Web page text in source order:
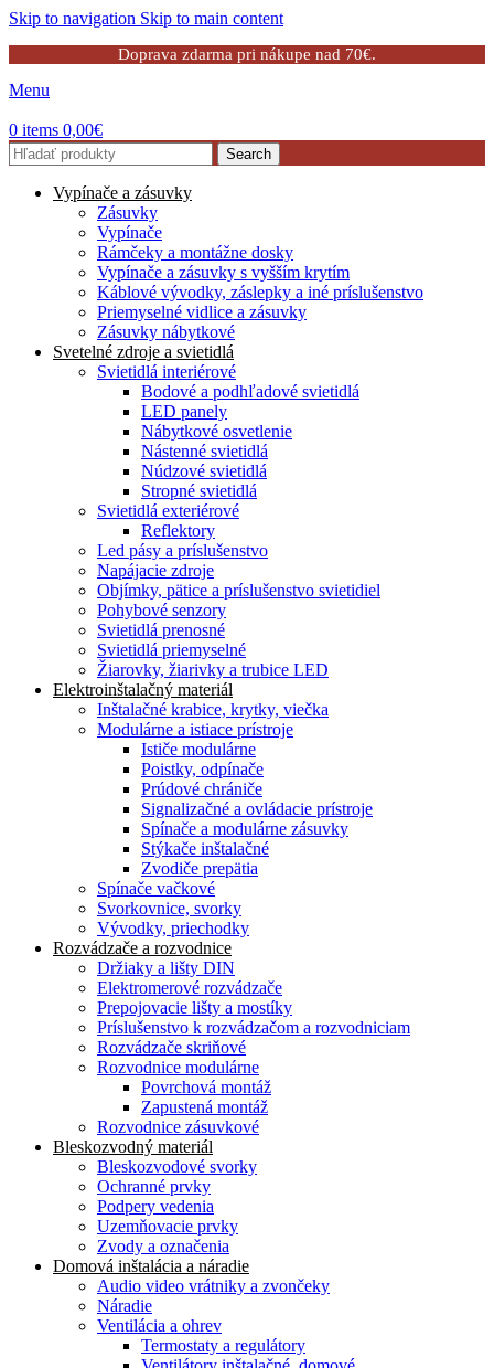
Skip to navigation Skip to main content
Doprava zdarma pri nákupe nad 70€.
Menu
0 items 0,00€
Search
Vypínače a zásuvky
Zásuvky
Vypínače
Rámčeky a montážne dosky
Vypínače a zásuvky s vyšším krytím
Káblové vývodky, záslepky a iné príslušenstvo
Priemyselné vidlice a zásuvky
Zásuvky nábytkové
Svetelné zdroje a svietidlá
Svietidlá interiérové
Bodové a podhľadové svietidlá
LED panely
Nábytkové osvetlenie
Nástenné svietidlá
Núdzové svietidlá
Stropné svietidlá
Svietidlá exteriérové
Reflektory
Led pásy a príslušenstvo
Napájacie zdroje
Objímky, pätice a príslušenstvo svietidiel
Pohybové senzory
Svietidlá prenosné
Svietidlá priemyselné
Žiarovky, žiarivky a trubice LED
Elektroinštalačný materiál
Inštalačné krabice, krytky, viečka
Modulárne a istiace prístroje
Ističe modulárne
Poistky, odpínače
Prúdové chrániče
Signalizačné a ovládacie prístroje
Spínače a modulárne zásuvky
Stýkače inštalačné
Zvodiče prepätia
Spínače vačkové
Svorkovnice, svorky
Vývodky, priechodky
Rozvádzače a rozvodnice
Držiaky a lišty DIN
Elektromerové rozvádzače
Prepojovacie lišty a mostíky
Príslušenstvo k rozvádzačom a rozvodniciam
Rozvádzače skriňové
Rozvodnice modulárne
Povrchová montáž
Zapustená montáž
Rozvodnice zásuvkové
Bleskozvodný materiál
Bleskozvodové svorky
Ochranné prvky
Podpery vedenia
Uzemňovacie prvky
Zvody a označenia
Domová inštalácia a náradie
Audio video vrátniky a zvončeky
Náradie
Ventilácia a ohrev
Termostaty a regulátory